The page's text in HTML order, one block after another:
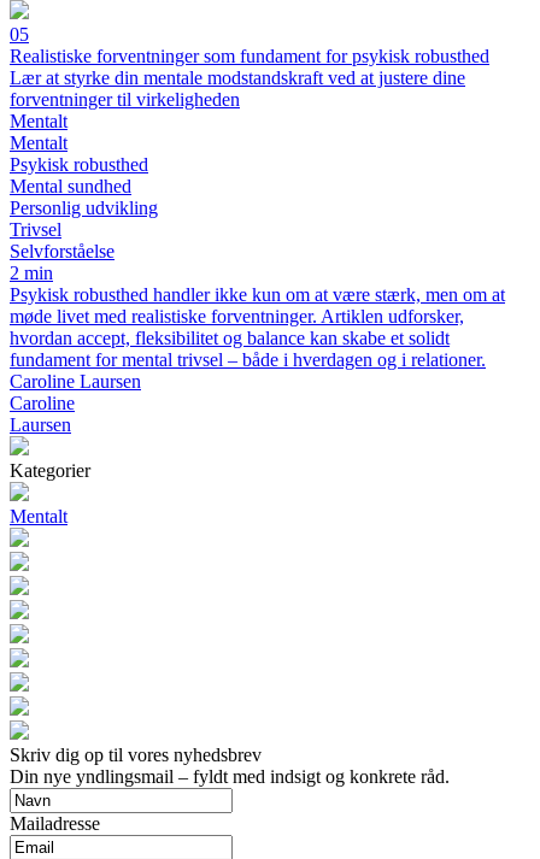
05
Realistiske forventninger som fundament for psykisk robusthed
Lær at styrke din mentale modstandskraft ved at justere dine
forventninger til virkeligheden
Mentalt
Mentalt
Psykisk robusthed
Mental sundhed
Personlig udvikling
Trivsel
Selvforståelse
2 min
Psykisk robusthed handler ikke kun om at være stærk, men om at
møde livet med realistiske forventninger. Artiklen udforsker,
hvordan accept, fleksibilitet og balance kan skabe et solidt
fundament for mental trivsel – både i hverdagen og i relationer.
Caroline Laursen
Caroline
Laursen
Kategorier
Mentalt
Skriv dig op til vores nyhedsbrev
Din nye yndlingsmail – fyldt med indsigt og konkrete råd.
Mailadresse